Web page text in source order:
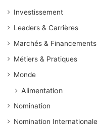
Investissement
Leaders & Carrières
Marchés & Financements
Métiers & Pratiques
Monde
Alimentation
Nomination
Nomination Internationale